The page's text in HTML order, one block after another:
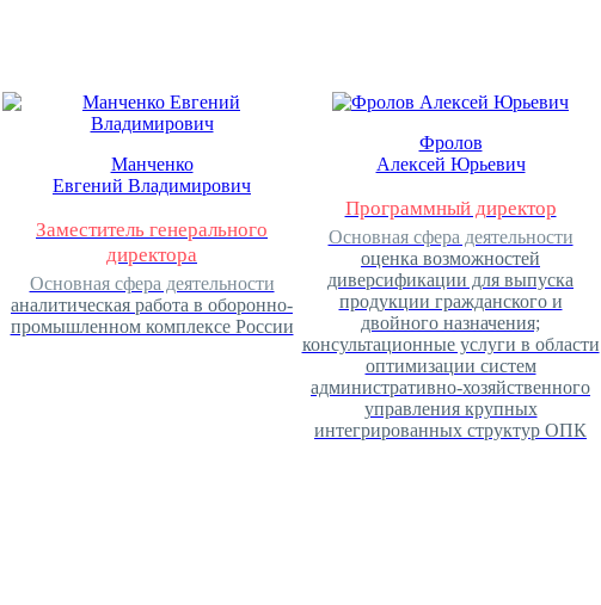
Манченко
Евгений Владимирович
Заместитель генерального
директора
Основная сфера деятельности
аналитическая работа в оборонно-
промышленном комплексе России
Фролов
Алексей Юрьевич
Программный директор
Основная сфера деятельности
оценка возможностей
диверсификации для выпуска
продукции гражданского и
двойного назначения;
консультационные услуги в области
оптимизации систем
административно-хозяйственного
управления крупных
интегрированных структур ОПК